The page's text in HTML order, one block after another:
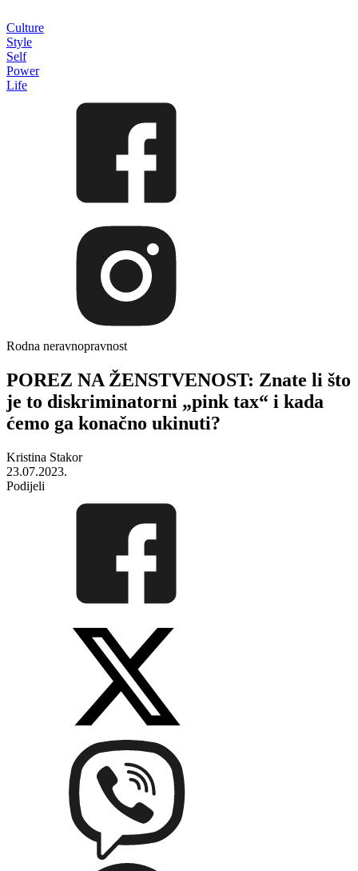
Culture
Style
Self
Power
Life
Rodna neravnopravnost
POREZ NA ŽENSTVENOST: Znate li što
je to diskriminatorni „pink tax“ i kada
ćemo ga konačno ukinuti?
Kristina Stakor
23.07.2023.
Podijeli